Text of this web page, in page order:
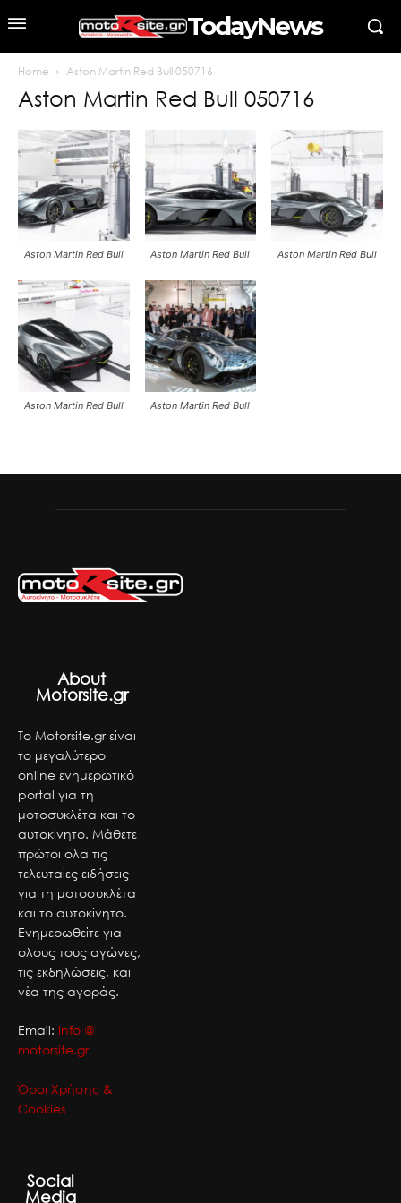
TodayNews
Home Aston Martin Red Bull 050716
Aston Martin Red Bull 050716
Aston Martin Red Bull Aston Martin Red Bull Aston Martin Red Bull
Aston Martin Red Bull Aston Martin Red Bull
About
Motorsite.gr
Το Motorsite.gr είναι
το μεγαλύτερο
online ενημερωτικό
portal για τη
μοτοσυκλέτα και το
αυτοκίνητο. Μάθετε
πρώτοι ολα τις
τελευταίες ειδήσεις
για τη μοτοσυκλέτα
και το αυτοκίνητο.
Ενημερωθείτε για
ολους τους αγώνες,
τις εκδηλώσεις, και
νέα της αγοράς.
Email: info @
motorsite.gr
Όροι Χρήσης &
Cookies
Social
Media